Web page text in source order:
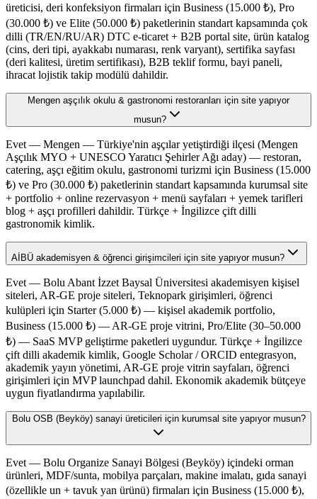
üreticisi, deri konfeksiyon firmaları için Business (15.000 ₺), Pro
(30.000 ₺) ve Elite (50.000 ₺) paketlerinin standart kapsamında çok
dilli (TR/EN/RU/AR) DTC e-ticaret + B2B portal site, ürün katalog
(cins, deri tipi, ayakkabı numarası, renk varyant), sertifika sayfası
(deri kalitesi, üretim sertifikası), B2B teklif formu, bayi paneli,
ihracat lojistik takip modülü dahildir.
Mengen aşçılık okulu & gastronomi restoranları için site yapıyor
musun?
Evet — Mengen — Türkiye'nin aşçılar yetiştirdiği ilçesi (Mengen
Aşçılık MYO + UNESCO Yaratıcı Şehirler Ağı aday) — restoran,
catering, aşçı eğitim okulu, gastronomi turizmi için Business (15.000
₺) ve Pro (30.000 ₺) paketlerinin standart kapsamında kurumsal site
+ portfolio + online rezervasyon + menü sayfaları + yemek tarifleri
blog + aşçı profilleri dahildir. Türkçe + İngilizce çift dilli
gastronomik kimlik.
AİBÜ akademisyen & öğrenci girişimcileri için site yapıyor musun?
Evet — Bolu Abant İzzet Baysal Üniversitesi akademisyen kişisel
siteleri, AR-GE proje siteleri, Teknopark girişimleri, öğrenci
kulüpleri için Starter (5.000 ₺) — kişisel akademik portfolio,
Business (15.000 ₺) — AR-GE proje vitrini, Pro/Elite (30–50.000
₺) — SaaS MVP geliştirme paketleri uygundur. Türkçe + İngilizce
çift dilli akademik kimlik, Google Scholar / ORCID entegrasyon,
akademik yayın yönetimi, AR-GE proje vitrin sayfaları, öğrenci
girişimleri için MVP launchpad dahil. Ekonomik akademik bütçeye
uygun fiyatlandırma yapılabilir.
Bolu OSB (Beyköy) sanayi üreticileri için kurumsal site yapıyor musun?
Evet — Bolu Organize Sanayi Bölgesi (Beyköy) içindeki orman
ürünleri, MDF/sunta, mobilya parçaları, makine imalatı, gıda sanayi
(özellikle un + tavuk yan ürünü) firmaları için Business (15.000 ₺),